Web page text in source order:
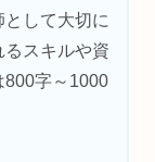
して大切に
るスキルや資
800字～1000